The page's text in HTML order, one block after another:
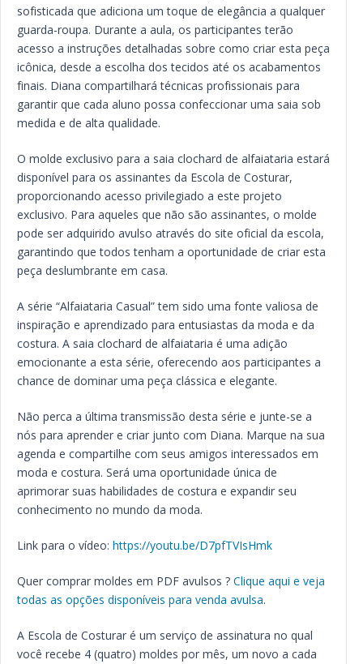
sofisticada que adiciona um toque de elegância a qualquer
guarda-roupa. Durante a aula, os participantes terão
acesso a instruções detalhadas sobre como criar esta peça
icônica, desde a escolha dos tecidos até os acabamentos
finais. Diana compartilhará técnicas profissionais para
garantir que cada aluno possa confeccionar uma saia sob
medida e de alta qualidade.
O molde exclusivo para a saia clochard de alfaiataria estará
disponível para os assinantes da Escola de Costurar,
proporcionando acesso privilegiado a este projeto
exclusivo. Para aqueles que não são assinantes, o molde
pode ser adquirido avulso através do site oficial da escola,
garantindo que todos tenham a oportunidade de criar esta
peça deslumbrante em casa.
A série “Alfaiataria Casual” tem sido uma fonte valiosa de
inspiração e aprendizado para entusiastas da moda e da
costura. A saia clochard de alfaiataria é uma adição
emocionante a esta série, oferecendo aos participantes a
chance de dominar uma peça clássica e elegante.
Não perca a última transmissão desta série e junte-se a
nós para aprender e criar junto com Diana. Marque na sua
agenda e compartilhe com seus amigos interessados em
moda e costura. Será uma oportunidade única de
aprimorar suas habilidades de costura e expandir seu
conhecimento no mundo da moda.
Link para o vídeo: https://youtu.be/D7pfTVIsHmk
Quer comprar moldes em PDF avulsos ? Clique aqui e veja
todas as opções disponíveis para venda avulsa.
A Escola de Costurar é um serviço de assinatura no qual
você recebe 4 (quatro) moldes por mês, um novo a cada